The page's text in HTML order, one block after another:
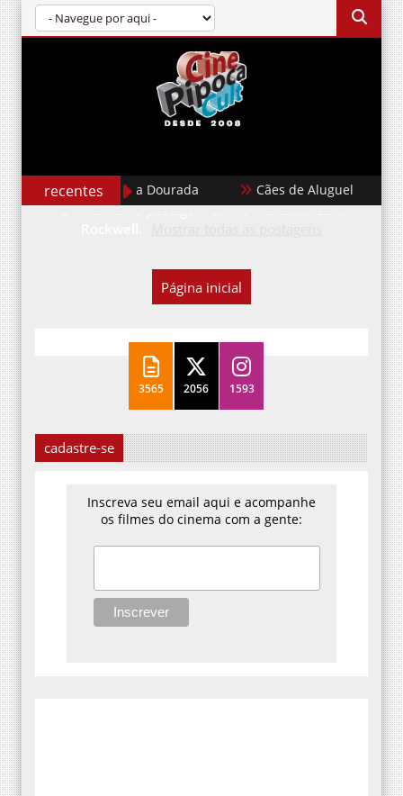
recentesGarota Dourada Cães de Aluguel
Nenhuma postagem com o marcadorSam
Página inicial
3565 2056 1593
cadastre-se
Inscreva seu email aqui e acompanhe
os filmes do cinema com a gente: